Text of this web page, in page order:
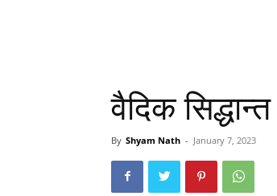
वैदिक
By Shyam Nath - January 7, 2023